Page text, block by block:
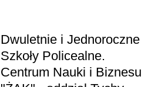
Dwuletnie i Jednoroczne
Szkoły Policealne.
Centrum Nauki i Biznesu